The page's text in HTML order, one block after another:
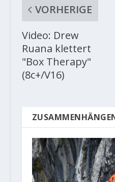
VORHERIGE
Video: Drew
Ruana klettert
"Box Therapy"
(8c+/V16)